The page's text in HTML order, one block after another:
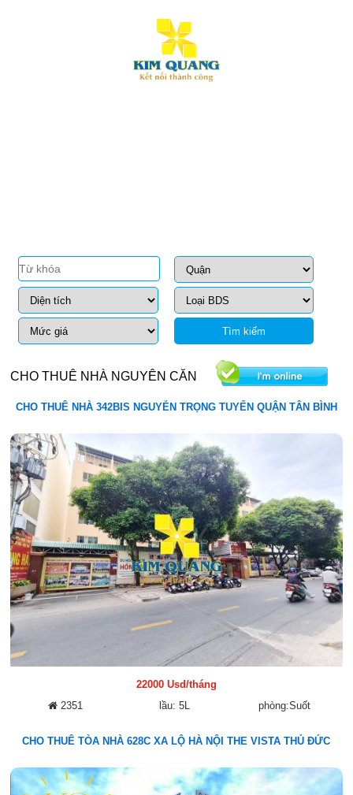
Tìm kiếm
CHO THUÊ NHÀ NGUYÊN CĂN
0903 816 665
CHO THUÊ NHÀ 342BIS NGUYỄN TRỌNG TUYỂN QUẬN TÂN BÌNH
22000 Usd/tháng
2351
lầu: 5L phòng:Suốt
CHO THUÊ TÒA NHÀ 628C XA LỘ HÀ NỘI THE VISTA THỦ ĐỨC